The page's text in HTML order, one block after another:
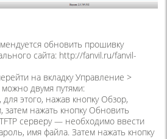
обновить прошивку
сайта: http://fanvil.ru/fanvil-
на вкладку Управление >
двумя путями:
этого, нажав кнопку Обзор,
нажать кнопку Обновить
серверу — необходимо ввести
имя файла. Затем нажать кнопку